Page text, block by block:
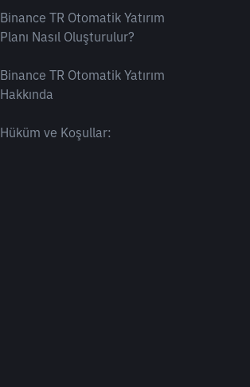
Binance TR Otomatik Yatırım
Planı Nasıl Oluşturulur?
Binance TR Otomatik Yatırım
Hakkında
Hüküm ve Koşullar: